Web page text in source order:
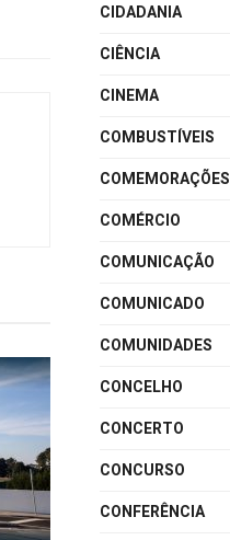
CIDADANIA
CIÊNCIA
CINEMA
COMBUSTÍVEIS
COMEMORAÇÕES
COMÉRCIO
COMUNICAÇÃO
COMUNICADO
COMUNIDADES
CONCELHO
CONCERTO
CONCURSO
CONFERÊNCIA